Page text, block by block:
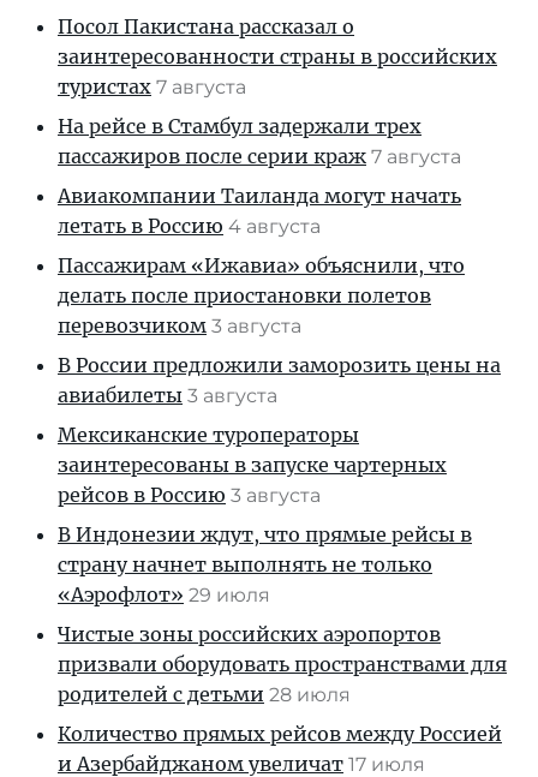
Посол Пакистана рассказал о
заинтересованности страны в российских
туристах 7 августа
На рейсе в Стамбул задержали трех
пассажиров после серии краж 7 августа
Авиакомпании Таиланда могут начать
летать в Россию 4 августа
Пассажирам «Ижавиа» объяснили, что
делать после приостановки полетов
перевозчиком 3 августа
В России предложили заморозить цены на
авиабилеты 3 августа
Мексиканские туроператоры
заинтересованы в запуске чартерных
рейсов в Россию 3 августа
В Индонезии ждут, что прямые рейсы в
страну начнет выполнять не только
«Аэрофлот» 29 июля
Чистые зоны российских аэропортов
призвали оборудовать пространствами для
родителей с детьми 28 июля
Количество прямых рейсов между Россией
и Азербайджаном увеличат 17 июля